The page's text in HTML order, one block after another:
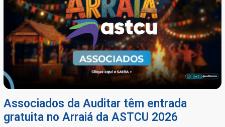
Associados da Auditar têm entrada
gratuita no Arraiá da ASTCU 2026